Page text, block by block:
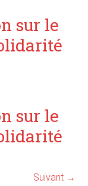
sur le
sur le
Suivant →